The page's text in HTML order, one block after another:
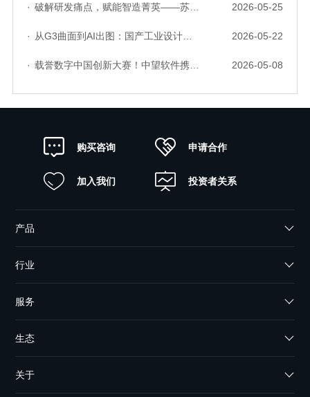
· 破解研发痛点，赋能智造菁英——苏州研发菁英 CTO 成长营暨高级人才认证启动会圆满落幕 2026-05-25
· 从G3曲面到AI出图：国产工业设计软件的硬实力到底怎么样了？ 2026-05-22
· 载誉数字中国创新大赛！中望软件携手三家伙伴，斩获信创赛道多项大奖 2026-05-08
购买咨询 申请合作
加入我们 投资者关系
产品
行业
服务
生态
关于